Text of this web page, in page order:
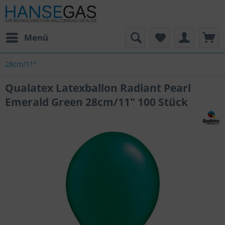
Menü
28cm/11"
Qualatex Latexballon Radiant Pearl
Emerald Green 28cm/11" 100 Stück